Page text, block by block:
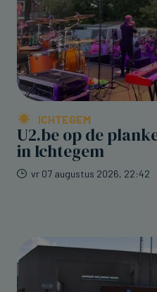
ICHTEGEM
U2.be op de
in Ichtegem
vr 07 augustus 2026, 22:42